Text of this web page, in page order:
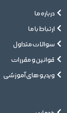
درباره ما
ارتباط با ما
سوالات متداول
قوانین و مقررات
ویدیو های آموزشی